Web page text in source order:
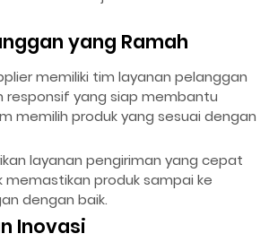
yang Ramah
memiliki tim layanan pelanggan
responsif yang siap membantu
memilih produk yang sesuai dengan
layanan pengiriman yang cepat
memastikan produk sampai ke
dengan baik.
Inovasi